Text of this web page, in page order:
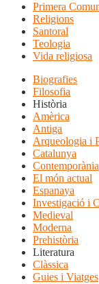
Primera
Religions
Santoral
Teologia
Vida religiosa
Biografies
Filosofia
Història
Amèrica
Antiga
Arqueologia i
Catalunya
Contemporània
El món actual
Espanaya
Investigació i
Medieval
Moderna
Prehistòria
Literatura
Clàssica
Guies i Viatges